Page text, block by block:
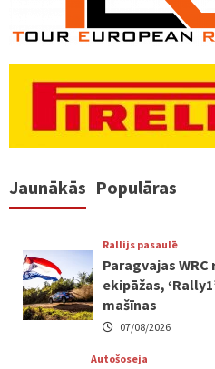
Jaunākās Populāras
Rallijs pasaulē
Paragvajas
ekipāžas,
mašīnas
07/08/2026
Autošoseja